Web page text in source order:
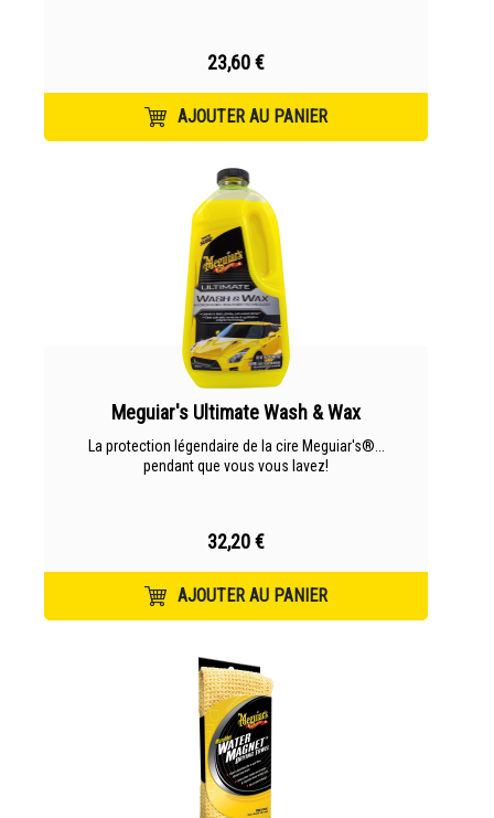
23,60 €
AJOUTER AU PANIER
Meguiar's Ultimate Wash & Wax
La protection légendaire de la cire Meguiar's®...
pendant que vous vous lavez!
32,20 €
AJOUTER AU PANIER